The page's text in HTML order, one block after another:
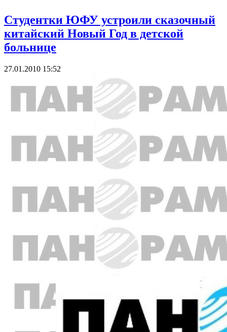
Студентки ЮФУ устроили сказочный
китайский Новый Год в детской
больнице
27.01.2010 15:52